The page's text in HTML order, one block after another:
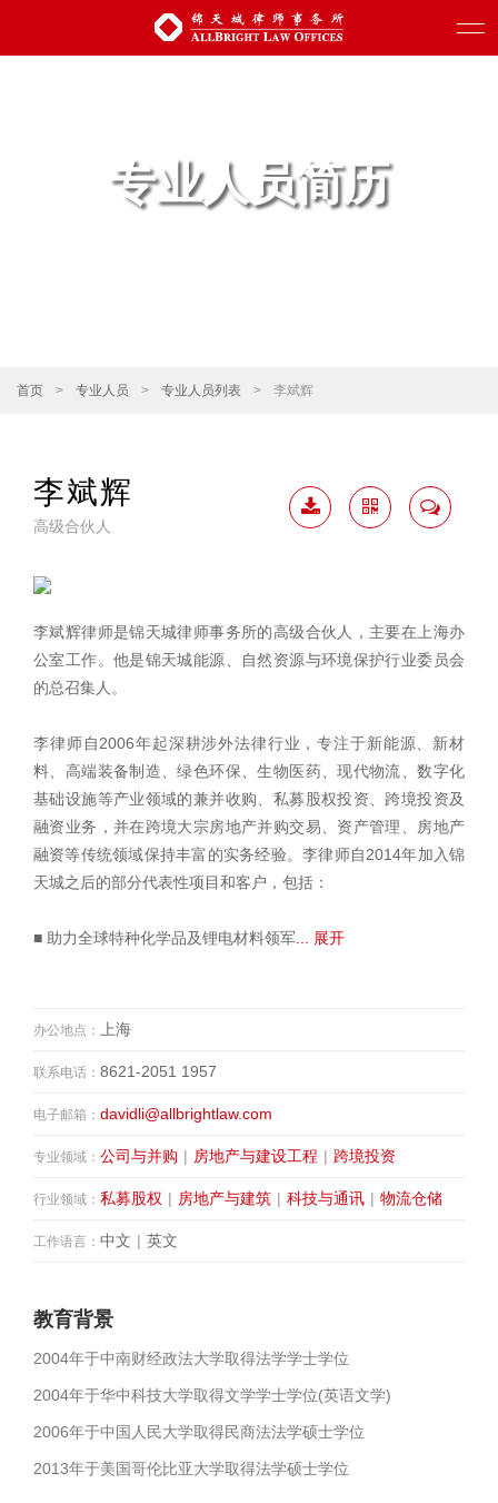
专业人员简历
首页 > 专业人员 > 专业人员列表 > 李斌辉
李斌辉
高级合伙人
李斌辉律师是锦天城律师事务所的高级合伙人，主要在上海办
公室工作。他是锦天城能源、自然资源与环境保护行业委员会
的总召集人。
李律师自2006年起深耕涉外法律行业，专注于新能源、新材
料、高端装备制造、绿色环保、生物医药、现代物流、数字化
基础设施等产业领域的兼并收购、私募股权投资、跨境投资及
融资业务，并在跨境大宗房地产并购交易、资产管理、房地产
融资等传统领域保持丰富的实务经验。李律师自2014年加入锦
天城之后的部分代表性项目和客户，包括：
■ 助力全球特种化学品及锂电材料领军 ... 展开
办公地点： 上海
联系电话： 8621-2051 1957
电子邮箱： davidli@allbrightlaw.com
专业领域： 公司与并购 | 房地产与建设工程 | 跨境投资
行业领域： 私募股权 | 房地产与建筑 | 科技与通讯 | 物流仓储
工作语言： 中文 | 英文
教育背景
2004年于中南财经政法大学取得法学学士学位
2004年于华中科技大学取得文学学士学位(英语文学)
2006年于中国人民大学取得民商法法学硕士学位
2013年于美国哥伦比亚大学取得法学硕士学位